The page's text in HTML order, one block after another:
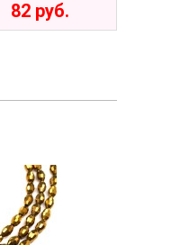
82 руб.